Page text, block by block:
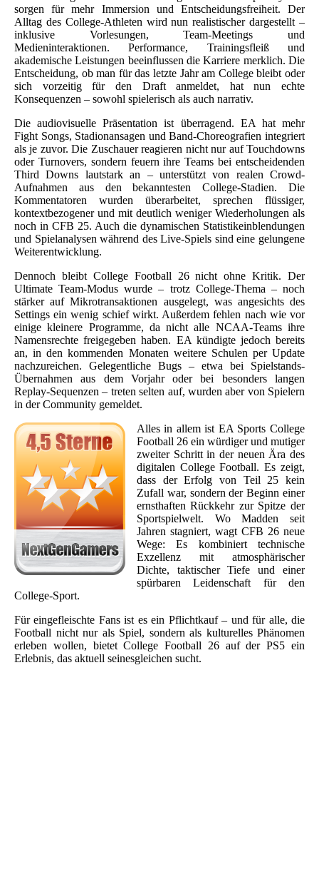
sorgen für mehr Immersion und Entscheidungsfreiheit. Der
Alltag des College-Athleten wird nun realistischer dargestellt –
inklusive Vorlesungen, Team-Meetings und
Medieninteraktionen. Performance, Trainingsfleiß und
akademische Leistungen beeinflussen die Karriere merklich. Die
Entscheidung, ob man für das letzte Jahr am College bleibt oder
sich vorzeitig für den Draft anmeldet, hat nun echte
Konsequenzen – sowohl spielerisch als auch narrativ.
Die audiovisuelle Präsentation ist überragend. EA hat mehr
Fight Songs, Stadionansagen und Band-Choreografien integriert
als je zuvor. Die Zuschauer reagieren nicht nur auf Touchdowns
oder Turnovers, sondern feuern ihre Teams bei entscheidenden
Third Downs lautstark an – unterstützt von realen Crowd-
Aufnahmen aus den bekanntesten College-Stadien. Die
Kommentatoren wurden überarbeitet, sprechen flüssiger,
kontextbezogener und mit deutlich weniger Wiederholungen als
noch in CFB 25. Auch die dynamischen Statistikeinblendungen
und Spielanalysen während des Live-Spiels sind eine gelungene
Weiterentwicklung.
Dennoch bleibt College Football 26 nicht ohne Kritik. Der
Ultimate Team-Modus wurde – trotz College-Thema – noch
stärker auf Mikrotransaktionen ausgelegt, was angesichts des
Settings ein wenig schief wirkt. Außerdem fehlen nach wie vor
einige kleinere Programme, da nicht alle NCAA-Teams ihre
Namensrechte freigegeben haben. EA kündigte jedoch bereits
an, in den kommenden Monaten weitere Schulen per Update
nachzureichen. Gelegentliche Bugs – etwa bei Spielstands-
Übernahmen aus dem Vorjahr oder bei besonders langen
Replay-Sequenzen – treten selten auf, wurden aber von Spielern
in der Community gemeldet.
Alles in allem ist EA Sports College
Football 26 ein würdiger und mutiger
zweiter Schritt in der neuen Ära des
digitalen College Football. Es zeigt,
dass der Erfolg von Teil 25 kein
Zufall war, sondern der Beginn einer
ernsthaften Rückkehr zur Spitze der
Sportspielwelt. Wo Madden seit
Jahren stagniert, wagt CFB 26 neue
Wege: Es kombiniert technische
Exzellenz mit atmosphärischer
Dichte, taktischer Tiefe und einer
spürbaren Leidenschaft für den
College-Sport.
Für eingefleischte Fans ist es ein Pflichtkauf – und für alle, die
Football nicht nur als Spiel, sondern als kulturelles Phänomen
erleben wollen, bietet College Football 26 auf der PS5 ein
Erlebnis, das aktuell seinesgleichen sucht.